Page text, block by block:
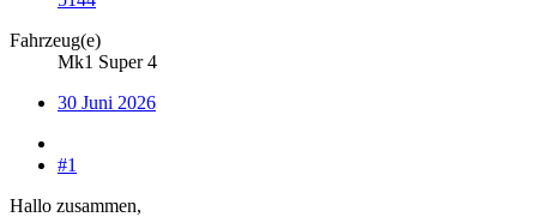
Fahrzeug(e)
Mk1 Super 4
30 Juni 2026
#1
Hallo zusammen,